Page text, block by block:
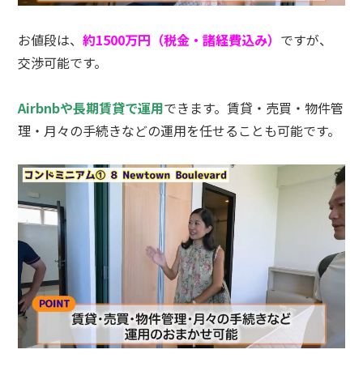
お値段は、約1500万円（税金・諸経費込み） ですが、
交渉可能です。
Airbnbや長期賃貸で運用できます。賃貸・売買・物件管
理・月々の手続きなどの運用を任せることも可能です。